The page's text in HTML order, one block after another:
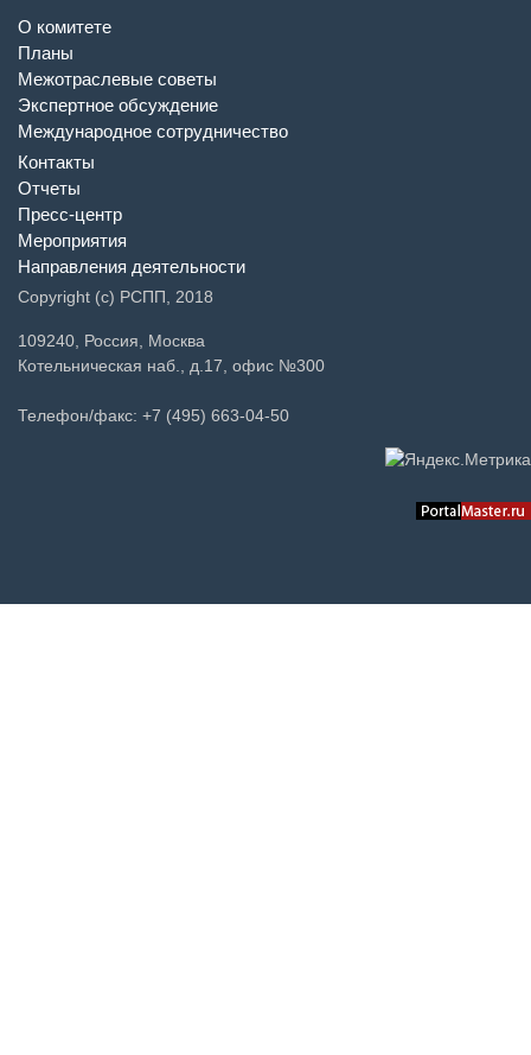
О комитете
Планы
Межотраслевые советы
Экспертное обсуждение
Международное сотрудничество
Контакты
Отчеты
Пресс-центр
Мероприятия
Направления деятельности
Copyright (c) РСПП, 2018
109240, Россия, Москва
Котельническая наб., д.17, офис №300
Телефон/факс: +7 (495) 663-04-50